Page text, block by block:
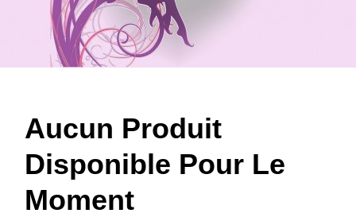
Aucun Produit
Disponible Pour Le
Moment